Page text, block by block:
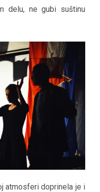
delu, ne gubi suštinu
atmosferi doprinela je i